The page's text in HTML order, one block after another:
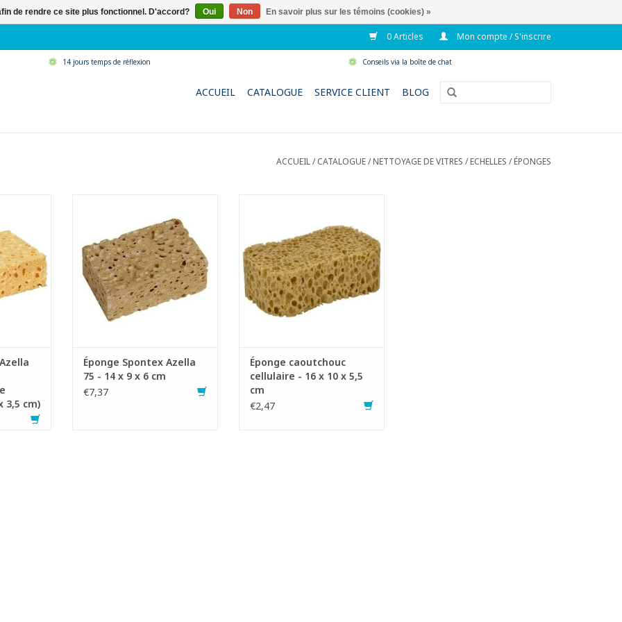
0 Articles Mon compte / S'inscrire
14 jours temps de réflexion Conseils via la boîte de chat
ACCUEIL CATALOGUE SERVICE CLIENT BLOG
ACCUEIL/CATALOGUE/NETTOYAGE DE VITRES / ECHELLES /ÉPONGES
et
des
° C
cm
3,5 cm)
capacité d'absorption
- Idéale pour des travaux plus
lourds
Résistante à la plupart des
acides, des alcalins et des
solvants
LxlxH : 14 x 9 x 6 cm
Éponge Spontex Azella
75 - 14 x 9 x 6 cm
€7,37
- Pratique et très maniable
- LxlxH : 16 x 10 x 5,5 cm
AJOUTER AU PANIER
Éponge caoutchouc
cellulaire - 16 x 10 x 5,5
cm
€2,47
de rendre ce site plus fonctionnel. D'accord? Oui Non En savoir plus sur les témoins (cookies) »